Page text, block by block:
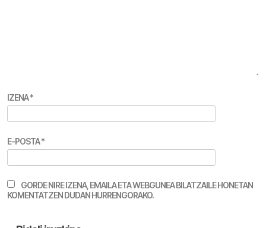
IZENA*
E-POSTA*
GORDE NIRE IZENA, EMAILA ETA WEBGUNEA BILATZAILE HONETAN
KOMENTATZEN DUDAN HURRENGORAKO.